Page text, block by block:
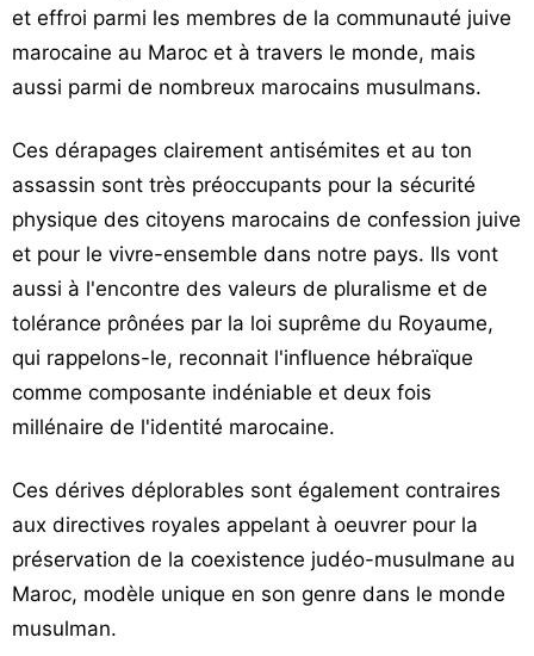
et effroi parmi les membres de la communauté juive
marocaine au Maroc et à travers le monde, mais
aussi parmi de nombreux marocains musulmans.
Ces dérapages clairement antisémites et au ton
assassin sont très préoccupants pour la sécurité
physique des citoyens marocains de confession juive
et pour le vivre-ensemble dans notre pays. Ils vont
aussi à l'encontre des valeurs de pluralisme et de
tolérance prônées par la loi suprême du Royaume,
qui rappelons-le, reconnait l'influence hébraïque
comme composante indéniable et deux fois
millénaire de l'identité marocaine.
Ces dérives déplorables sont également contraires
aux directives royales appelant à oeuvrer pour la
préservation de la coexistence judéo-musulmane au
Maroc, modèle unique en son genre dans le monde
musulman.